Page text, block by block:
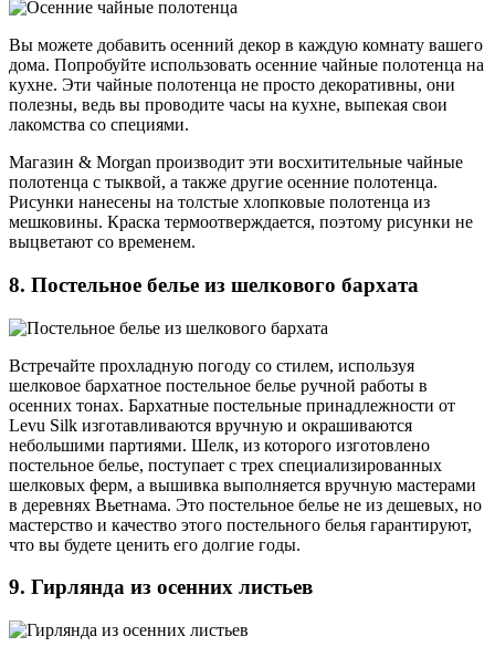
Вы можете добавить осенний декор в каждую комнату вашего
дома. Попробуйте использовать осенние чайные полотенца на
кухне. Эти чайные полотенца не просто декоративны, они
полезны, ведь вы проводите часы на кухне, выпекая свои
лакомства со специями.
Магазин & Morgan производит эти восхитительные чайные
полотенца с тыквой, а также другие осенние полотенца.
Рисунки нанесены на толстые хлопковые полотенца из
мешковины. Краска термоотверждается, поэтому рисунки не
выцветают со временем.
8. Постельное белье из шелкового бархата
Встречайте прохладную погоду со стилем, используя
шелковое бархатное постельное белье ручной работы в
осенних тонах. Бархатные постельные принадлежности от
Levu Silk изготавливаются вручную и окрашиваются
небольшими партиями. Шелк, из которого изготовлено
постельное белье, поступает с трех специализированных
шелковых ферм, а вышивка выполняется вручную мастерами
в деревнях Вьетнама. Это постельное белье не из дешевых, но
мастерство и качество этого постельного белья гарантируют,
что вы будете ценить его долгие годы.
9. Гирлянда из осенних листьев